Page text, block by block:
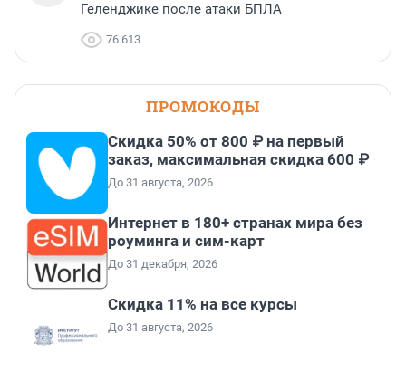
Геленджике после атаки БПЛА
76 613
ПРОМОКОДЫ
Скидка 50% от 800 ₽ на первый
заказ, максимальная скидка 600 ₽
До 31 августа, 2026
Интернет в 180+ странах мира без
роуминга и сим-карт
До 31 декабря, 2026
Скидка 11% на все курсы
До 31 августа, 2026